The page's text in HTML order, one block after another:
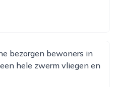
bezorgen bewoners in
hele zwerm vliegen en